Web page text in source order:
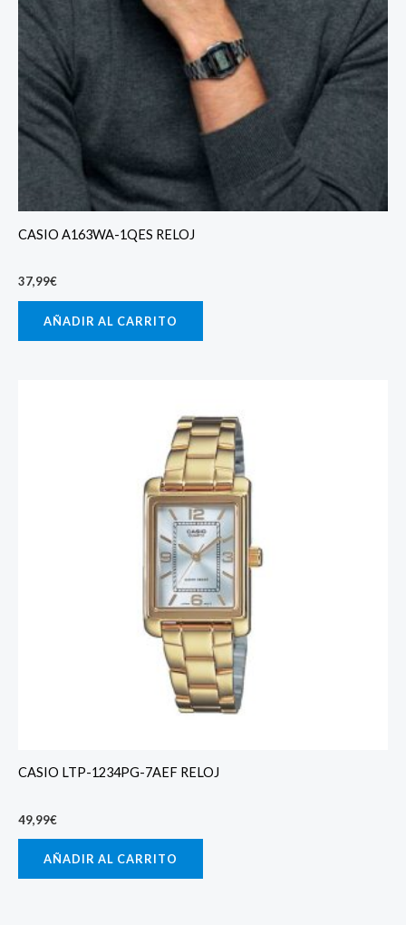
CASIO A163WA-1QES RELOJ
37,99€
AÑADIR AL CARRITO
CASIO LTP-1234PG-7AEF RELOJ
49,99€
AÑADIR AL CARRITO